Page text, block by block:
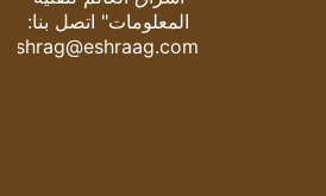
المعلومات" اتصل بنا:
eshrag@eshraag.com